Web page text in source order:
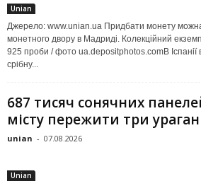
Unian
Джерело: www.unian.ua Придбати монету можна
монетного двору в Мадриді. Колекційний
925 проби / фото ua.depositphotos.comВ Іспанії
срібну...
687 тисяч сонячних
місту пережити три
unian - 07.08.2026
Unian